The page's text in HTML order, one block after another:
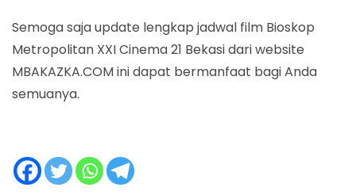
Semoga saja update lengkap jadwal film Bioskop
Metropolitan XXI Cinema 21 Bekasi dari website
MBAKAZKA.COM ini dapat bermanfaat bagi Anda
semuanya.